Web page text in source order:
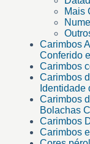
Mais
Carimbos
Conferido
Carimbos
Carimbos
Identidade
Carimbos
Bolachas
Carimbos
Carimbos